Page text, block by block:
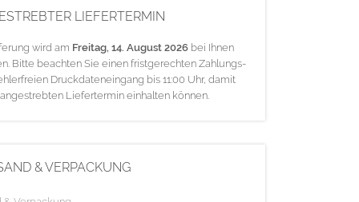
LIEFERTERMIN
wird am Freitag, 14. August 2026bei Ihnen
Bitte beachten Sie einen fristgerechten Zahlungs-
Druckdateneingang bis 11:00 Uhr, damit
Liefertermin einhalten können.
& VERPACKUNG